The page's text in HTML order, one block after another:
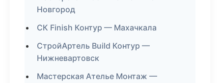
Новгород
СК Finish Контур — Махачкала
СтройАртель Build Контур —
Нижневартовск
Мастерская Ателье Монтаж —